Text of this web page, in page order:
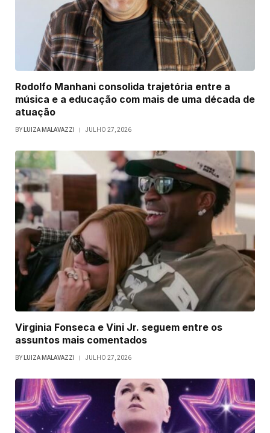
Rodolfo Manhani consolida trajetória entre a
música e a educação com mais de uma década de
atuação
BY LUIZA MALAVAZZI JULHO 27, 2026
Virginia Fonseca e Vini Jr. seguem entre os
assuntos mais comentados
BY LUIZA MALAVAZZI JULHO 27, 2026